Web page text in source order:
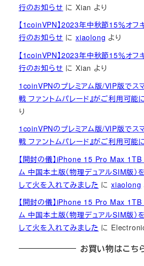
行のお知らせ にXian より
【1coinVPN】2023年中秋節15％オフ
行のお知らせ にxiaolong より
【1coinVPN】2023年中秋節15％オフ
行のお知らせ にXian より
1coinVPNのプレミアム版/VIP版でス
戦 ファントムパレード』がご利用可能
り
1coinVPNのプレミアム版/VIP版でス
戦 ファントムパレード』がご利用可能
【開封の儀】iPhone 15 Pro Max 1TB
ム 中国本土版（物理デュアルSIM版）
して火を入れてみました にxiaolong
【開封の儀】iPhone 15 Pro Max 1TB
ム 中国本土版（物理デュアルSIM版）
して火を入れてみました に
お買い物はこち